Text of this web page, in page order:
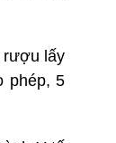
rượu lấy
phép, 5